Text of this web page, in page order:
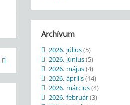
Archívum
2026. július(5)
2026. június(5)
2026. május(4)
2026. április(14)
2026. március(4)
2026. február(3)